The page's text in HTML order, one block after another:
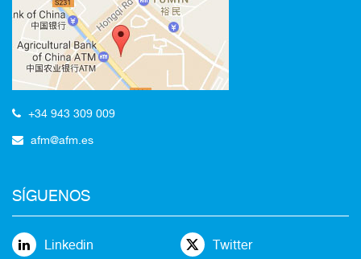
+34 943 309 009
afm@afm.es
SÍGUENOS
Linkedin Twitter